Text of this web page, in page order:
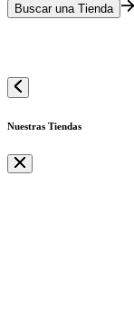
Buscar una Tienda
Nuestras Tiendas